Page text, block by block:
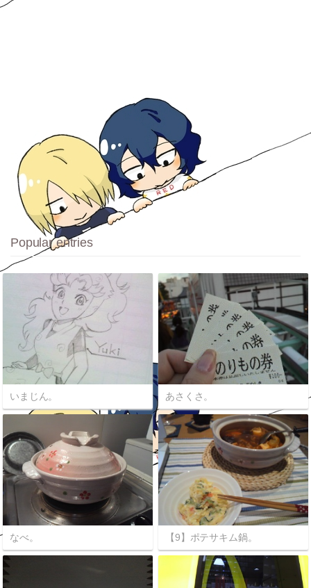
Popular entries
いまじん。 あさくさ。
なべ。 【9】ポテサキム鍋。